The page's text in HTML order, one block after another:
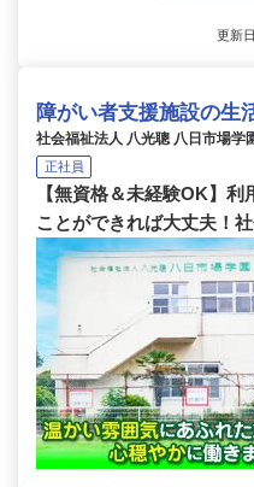
更新
障がい者支援施設の生
社会福祉法人 八光聰 八日市場学
正社員
【無資格＆未経験OK】
ことができれば大丈夫！